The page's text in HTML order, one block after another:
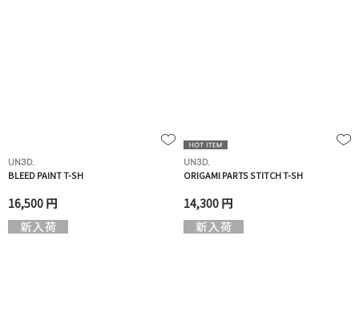
UN3D.
BLEED PAINT T-SH
16,500 円
UN3D.
ORIGAMI PARTS STITCH T-SH
14,300 円